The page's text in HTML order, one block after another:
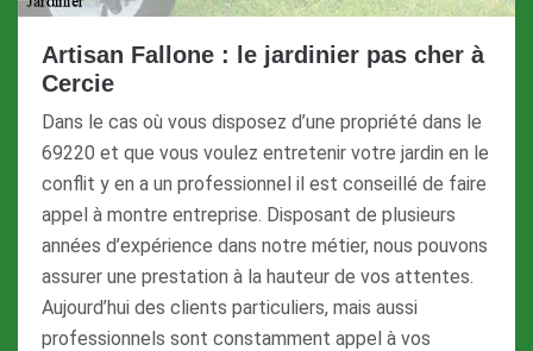
Artisan Fallone : le jardinier pas cher à
Cercie
Dans le cas où vous disposez d’une propriété dans le
69220 et que vous voulez entretenir votre jardin en le
conflit y en a un professionnel il est conseillé de faire
appel à montre entreprise. Disposant de plusieurs
années d’expérience dans notre métier, nous pouvons
assurer une prestation à la hauteur de vos attentes.
Aujourd’hui des clients particuliers, mais aussi
professionnels sont constamment appel à vos